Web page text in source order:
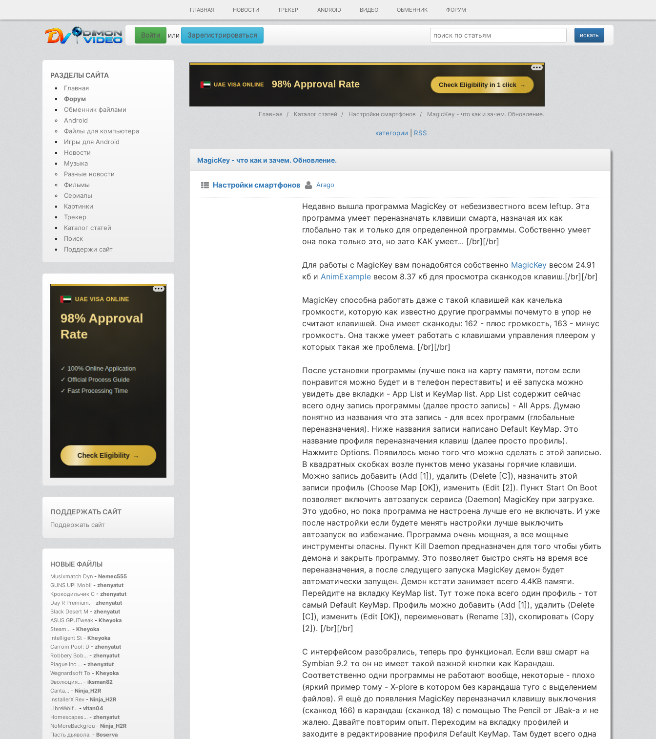
ГЛАВНАЯ НОВОСТИ ТРЕКЕР ANDROID ВИДЕО ОБМЕННИК ФОРУМ
Войти или Зарегистрироваться
РАЗДЕЛЫ САЙТА
Главная
Форум
Обменник файлами
Android
Файлы для компьютера
Игры для Android
Новости
Музыка
Разные новости
Фильмы
Сериалы
Картинки
Трекер
Каталог статей
Поиск
Поддержи сайт
ПОДДЕРЖАТЬ САЙТ
Поддержать сайт
НОВЫЕ ФАЙЛЫ
Musixmatch Dyn - Nemec555
GUNS UP! Mobil - zhenyatut
Крокодильчик С - zhenyatut
Day R Premium. - zhenyatut
Black Desert M - zhenyatut
ASUS GPUTweak - Kheyoka
Steam... - Kheyoka
Intelligent St - Kheyoka
Carrom Pool: D - zhenyatut
Robbery Bob... - zhenyatut
Plague Inc.... - zhenyatut
Wagnardsoft To - Kheyoka
Эволюция... - iksman82
Canta... - Ninja_H2R
InstallerX Rev - Ninja_H2R
LibreWolf... - vitan04
Homescapes... - zhenyatut
NoMoreBackgrou - Ninja_H2R
Пасть дьявола. - Boserva
Главная Каталог статей Настройки смартфонов MagicKey - что как и зачем. Обновление.
категории RSS
MagicKey - что как и зачем. Обновление.
Настройки смартфонов Arago
Недавно вышла программа MagicKey от небезизвестного всем leftup. Эта
программа умеет переназначать клавиши смарта, назначая их как
глобально так и только для определенной программы. Собственно умеет
она пока только это, но зато КАК умеет... [/br][/br]
Для работы с MagicKey вам понадобятся собственно MagicKey весом 24.91
кб и AnimExample весом 8.37 кб для просмотра сканкодов клавиш.[/br][/br]
MagicKey способна работать даже с такой клавишей как качелька
громкости, которую как известно другие программы почемуто в упор не
считают клавишей. Она имеет сканкоды: 162 - плюс громкость, 163 - минус
громкость. Она также умеет работать с клавишами управления плеером у
которых такая же проблема. [/br][/br]
После установки программы (лучше пока на карту памяти, потом если
понравится можно будет и в телефон переставить) и её запуска можно
увидеть две вкладки - App List и KeyMap list. App List содержит сейчас
всего одну запись программы (далее просто запись) - All Apps. Думаю
понятно из названия что эта запись - для всех программ (глобальные
переназначения). Ниже названия записи написано Default KeyMap. Это
название профиля переназначения клавиш (далее просто профиль).
Нажмите Options. Появилось меню того что можно сделать с этой записью.
В квадратных скобках возле пунктов меню указаны горячие клавиши.
Можно запись добавить (Add [1]), удалить (Delete [C]), назначить этой
записи профиль (Choose Map [OK]), изменить (Edit [2]). Пункт Start On Boot
позволяет включить автозапуск сервиса (Daemon) MagicKey при загрузке.
Это удобно, но пока программа не настроена лучше его не включать. И уже
после настройки если будете менять настройки лучше выключить
автозапуск во избежание. Программа очень мощная, а все мощные
инструменты опасны. Пункт Kill Daemon предназначен для того чтобы убить
демона и закрыть программу. Это позволяет быстро снять на время все
переназначения, а после следущего запуска MagicKey демон будет
автоматически запущен. Демон кстати занимает всего 4.4KB памяти.
Перейдите на вкладку KeyMap list. Тут тоже пока всего один профиль - тот
самый Default KeyMap. Профиль можно добавить (Add [1]), удалить (Delete
[C]), изменить (Edit [OK]), переименовать (Rename [3]), скопировать (Copy
[2]). [/br][/br]
С интерфейсом разобрались, теперь про функционал. Если ваш смарт на
Symbian 9.2 то он не имеет такой важной кнопки как Карандаш.
Соответственно одни программы не работают вообще, некоторые - плохо
(яркий пример тому - X-plore в котором без карандаша туго с выделением
файлов). Я ещё до появления MagicKey переназначил клавишу выключения
(сканкод 166) в карандаш (сканкод 18) с помощью The Pencil от JBak-а и не
жалею. Давайте повторим опыт. Переходим на вкладку профилей и
заходите в редактирование профиля Default KeyMap. Там будет всего одна